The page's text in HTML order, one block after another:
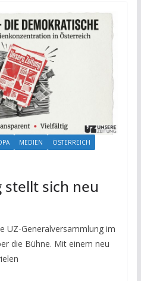
MEDIEN ÖSTERREICH
stellt sich neu
UZ-Generalversammlung im
die Bühne. Mit einem neu